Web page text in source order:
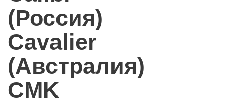
(Россия)
Cavalier
(Австралия)
CMK